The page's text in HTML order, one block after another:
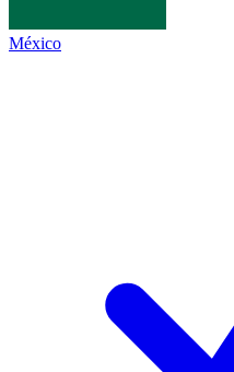
México